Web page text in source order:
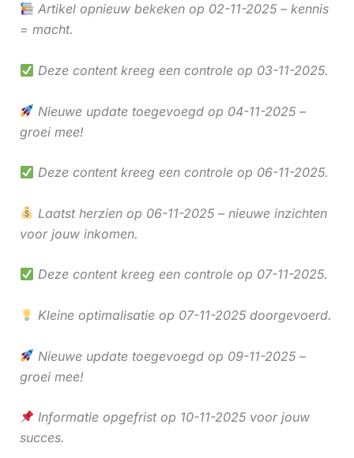
Artikel opnieuw bekeken op 02-11-2025 – kennis
= macht.
Deze content kreeg een controle op 03-11-2025.
Nieuwe update toegevoegd op 04-11-2025 –
groei mee!
Deze content kreeg een controle op 06-11-2025.
Laatst herzien op 06-11-2025 – nieuwe inzichten
voor jouw inkomen.
Deze content kreeg een controle op 07-11-2025.
Kleine optimalisatie op 07-11-2025 doorgevoerd.
Nieuwe update toegevoegd op 09-11-2025 –
groei mee!
Informatie opgefrist op 10-11-2025 voor jouw
succes.